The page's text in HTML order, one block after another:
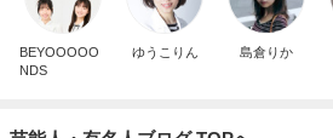
BEYOOOOO
NDS
ゆうこりん 島倉りか